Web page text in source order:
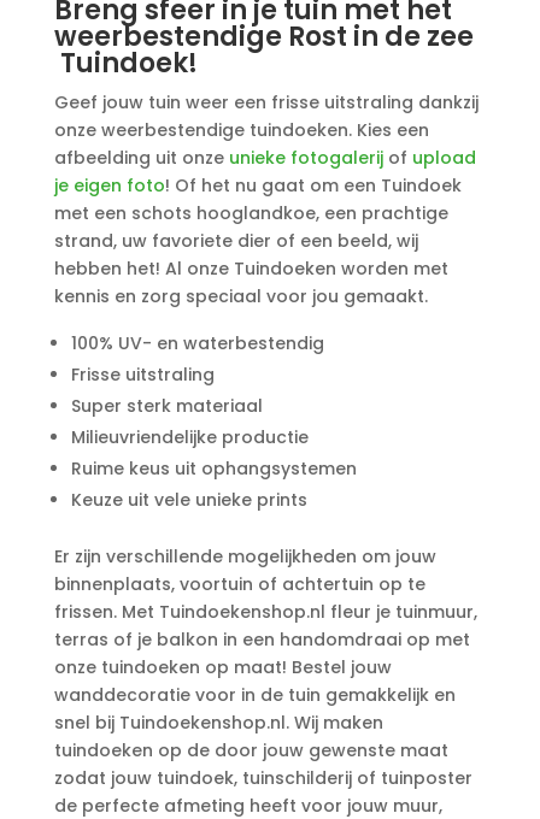
Breng sfeer in je tuin met het
weerbestendige Rost in de zee
Tuindoek!
Geef jouw tuin weer een frisse uitstraling dankzij
onze weerbestendige tuindoeken. Kies een
afbeelding uit onze unieke fotogalerijof upload
je eigen foto! Of het nu gaat om een Tuindoek
met een schots hooglandkoe, een prachtige
strand, uw favoriete dier of een beeld, wij
hebben het! Al onze Tuindoeken worden met
kennis en zorg speciaal voor jou gemaakt.
100% UV- en waterbestendig
Frisse uitstraling
Super sterk materiaal
Milieuvriendelijke productie
Ruime keus uit ophangsystemen
Keuze uit vele unieke prints
Er zijn verschillende mogelijkheden om jouw
binnenplaats, voortuin of achtertuin op te
frissen. Met Tuindoekenshop.nl fleur je tuinmuur,
terras of je balkon in een handomdraai op met
onze tuindoeken op maat! Bestel jouw
wanddecoratie voor in de tuin gemakkelijk en
snel bij Tuindoekenshop.nl. Wij maken
tuindoeken op de door jouw gewenste maat
zodat jouw tuindoek, tuinschilderij of tuinposter
de perfecte afmeting heeft voor jouw muur,